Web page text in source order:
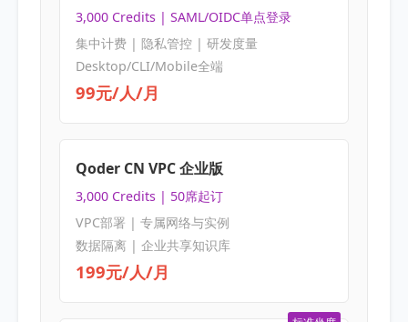
3,000 Credits | SAML/OIDC单点登录
集中计费 | 隐私管控 | 研发度量
Desktop/CLI/Mobile全端
99元/人/月
Qoder CN VPC 企业版
3,000 Credits | 50席起订
VPC部署 | 专属网络与实例
数据隔离 | 企业共享知识库
199元/人/月